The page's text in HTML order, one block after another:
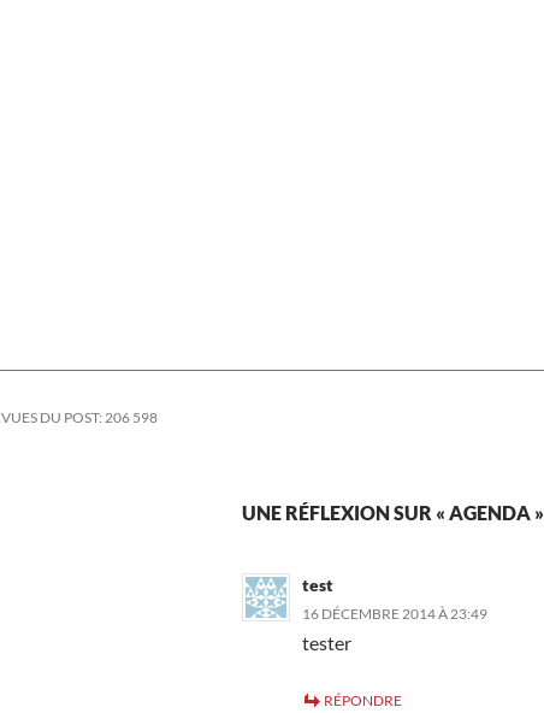
VUES DU POST: 206 598
UNE RÉFLEXION SUR « AGENDA »
test
16 DÉCEMBRE 2014 À 23:49
tester
RÉPONDRE